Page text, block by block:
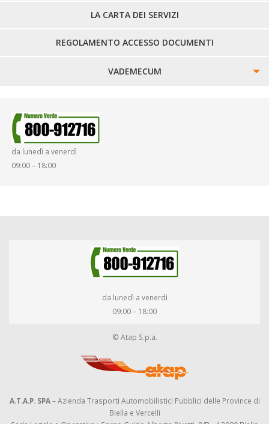
LA CARTA DEI SERVIZI
REGOLAMENTO ACCESSO DOCUMENTI
VADEMECUM
SMARRIMENTO OGGETTI
da lunedì a venerdì
09:00 – 18:00
da lunedì a venerdì
09:00 – 18:00
© Atap S.p.a.
A.T.A.P. SPA– Azienda Trasporti Automobilistici Pubblici delle Province di
Biella e Vercelli